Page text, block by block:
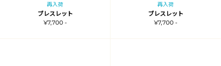
再入荷
ブレスレット
¥7,700 -
再入荷
ブレスレット
¥7,700 -